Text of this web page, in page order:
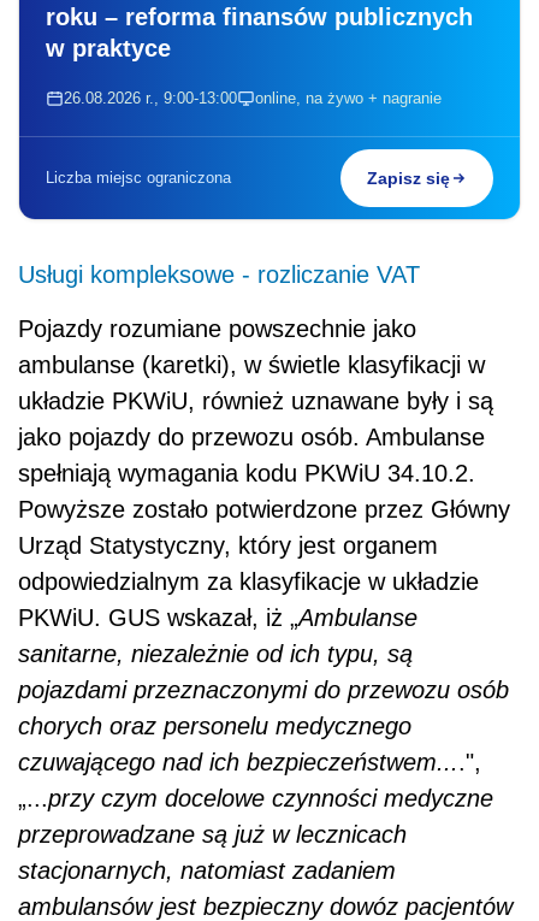
roku – reforma finansów publicznych
w praktyce
26.08.2026 r., 9:00-13:00 online, na żywo + nagranie
Liczba miejsc ograniczona Zapisz się
Usługi kompleksowe - rozliczanie VAT
Pojazdy rozumiane powszechnie jako
ambulanse (karetki), w świetle klasyfikacji w
układzie PKWiU, również uznawane były i są
jako pojazdy do przewozu osób. Ambulanse
spełniają wymagania kodu PKWiU 34.10.2.
Powyższe zostało potwierdzone przez Główny
Urząd Statystyczny, który jest organem
odpowiedzialnym za klasyfikacje w układzie
PKWiU. GUS wskazał, iż „Ambulanse
sanitarne, niezależnie od ich typu, są
pojazdami przeznaczonymi do przewozu osób
chorych oraz personelu medycznego
czuwającego nad ich bezpieczeństwem....",
„...przy czym docelowe czynności medyczne
przeprowadzane są już w lecznicach
stacjonarnych, natomiast zadaniem
ambulansów jest bezpieczny dowóz pacjentów